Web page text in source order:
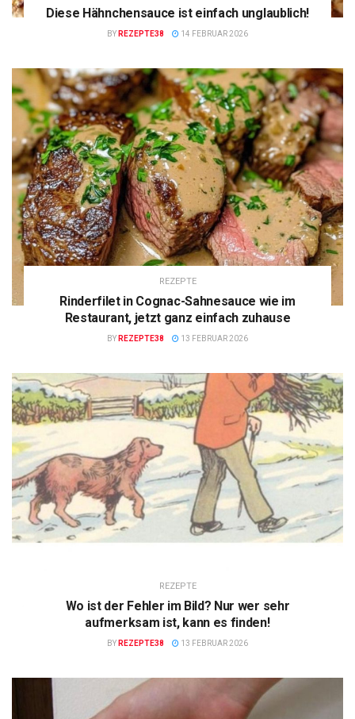
Diese Hähnchensauce ist einfach unglaublich!
BY REZEPTE38 14 FEBRUAR 2026
REZEPTE
Rinderfilet in Cognac-Sahnesauce wie im
Restaurant, jetzt ganz einfach zuhause
BY REZEPTE38 13 FEBRUAR 2026
REZEPTE
Wo ist der Fehler im Bild? Nur wer sehr
aufmerksam ist, kann es finden!
BY REZEPTE38 13 FEBRUAR 2026